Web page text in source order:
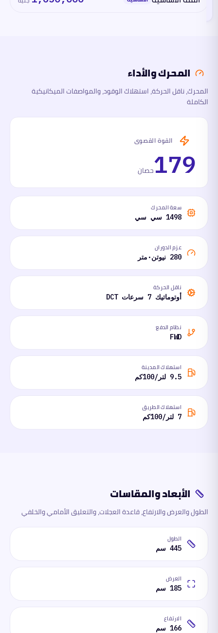
القسم
الأبعاد
ما
لها
وما
عليها
المحرك والأداء
المحرك، ناقل الحركة، استهلاك الوقود، والمواصفات الميكانيكية
الكاملة
القوة القصوى
179حصان
سعة المحرك
1498 سي سي
عزم الدوران
280 نيوتن·متر
ناقل الحركة
أوتوماتيك 7 سرعات DCT
نظام الدفع
FWD
استهلاك المدينة
9.5 لتر/100كم
استهلاك الطريق
7 لتر/100كم
الأبعاد والمقاسات
الطول والعرض والارتفاع، قاعدة العجلات، والتعليق الأمامي والخلفي
الطول
445 سم
العرض
185 سم
الارتفاع
166 سم